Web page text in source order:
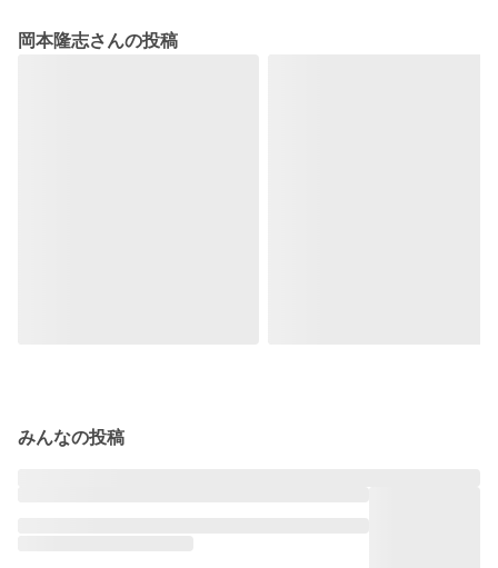
岡本隆志さんの投稿
みんなの投稿